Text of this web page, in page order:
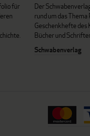
für
Der
rund um das
Geschenkhefte des
Bücher und
Schwabenverlag